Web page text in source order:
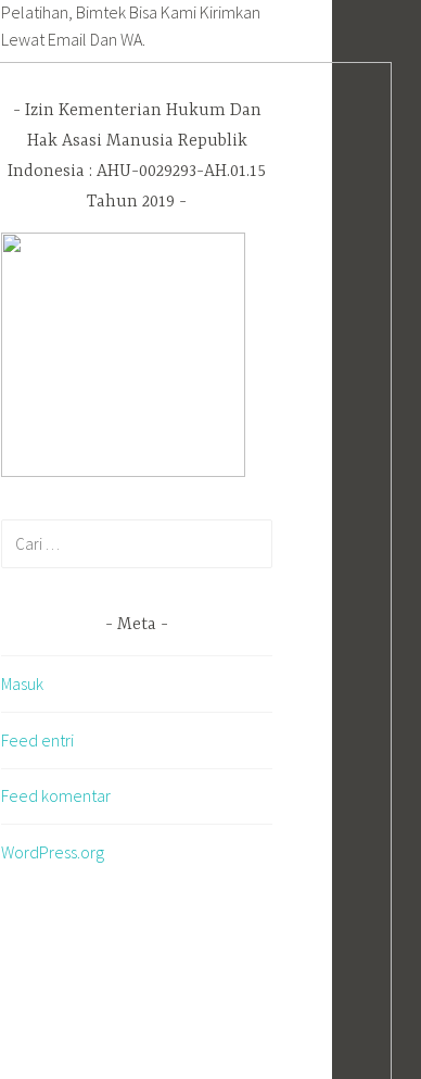
Pelatihan, Bimtek Bisa Kami Kirimkan
Lewat Email Dan WA.
Izin Kementerian Hukum Dan
Hak Asasi Manusia Republik
Indonesia : AHU-0029293-AH.01.15
Tahun 2019
Meta
Masuk
Feed entri
Feed komentar
WordPress.org